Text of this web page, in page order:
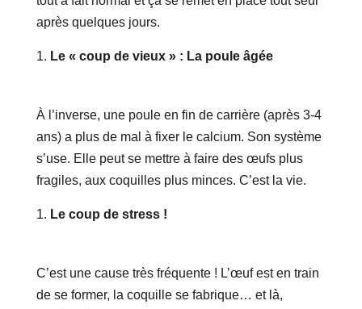
après quelques jours.
Le « coup de vieux » : La poule âgée
À l’inverse, une poule en fin de carrière (après 3-4
ans) a plus de mal à fixer le calcium. Son système
s’use. Elle peut se mettre à faire des œufs plus
fragiles, aux coquilles plus minces. C’est la vie.
Le coup de stress !
C’est une cause très fréquente ! L’œuf est en train
de se former, la coquille se fabrique… et là,